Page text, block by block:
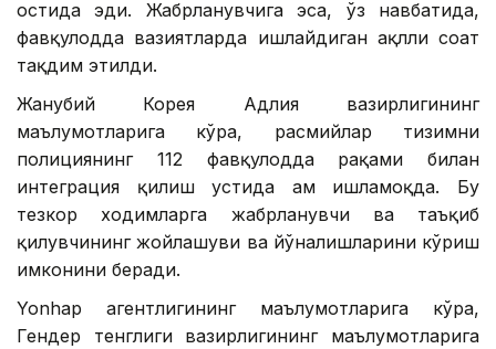
остида эди. Жабрланувчига эса, ўз навбатида,
фавқулодда вазиятларда ишлайдиган ақлли соат
тақдим этилди.
Жанубий Корея Адлия вазирлигининг
маълумотларига кўра, расмийлар тизимни
полициянинг 112 фавқулодда рақами билан
интеграция қилиш устида ҳам ишламоқда. Бу
тезкор ходимларга жабрланувчи ва таъқиб
қилувчининг жойлашуви ва йўналишларини кўриш
имконини беради.
Yonhap агентлигининг маълумотларига кўра,
Гендер тенглиги вазирлигининг маълумотларига